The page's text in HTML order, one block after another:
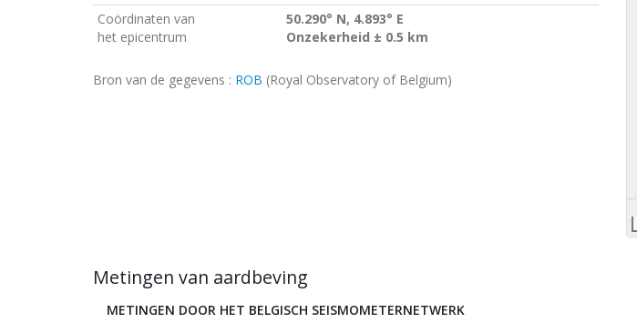
Coördinaten van
het epicentrum
50.290° N, 4.893° E
Onzekerheid ± 0.5 km
Bron van de gegevens : ROB (Royal Observatory of Belgium)
Metingen van aardbeving
METINGEN DOOR HET BELGISCH SEISMOMETERNETWERK